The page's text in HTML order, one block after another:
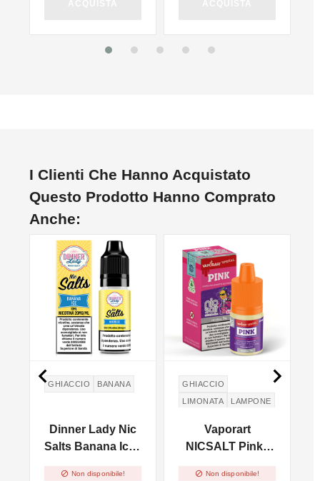
I Clienti Che Hanno Acquistato
Questo Prodotto Hanno Comprato
Anche:
GHIACCIO BANANA
Dinner Lady Nic
Salts Banana Ice -
 Non disponibile!
NON DISPONIBILE
GHIACCIO
LIMONATA
LAMPONE
BOSCO
WILD STRAWBERRIES
Vaporart
NICSALT Pink -
 Non disponibile!
NON DISPONIBILE
 